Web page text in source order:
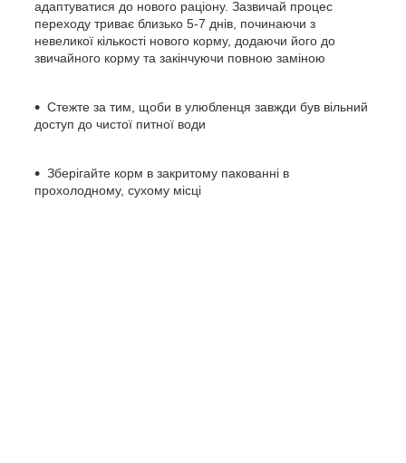
адаптуватися до нового раціону. Зазвичай процес
переходу триває близько 5-7 днів, починаючи з
невеликої кількості нового корму, додаючи його до
звичайного корму та закінчуючи повною заміною
Стежте за тим, щоби в улюбленця завжди був вільний
доступ до чистої питної води
Зберігайте корм в закритому пакованні в
прохолодному, сухому місці